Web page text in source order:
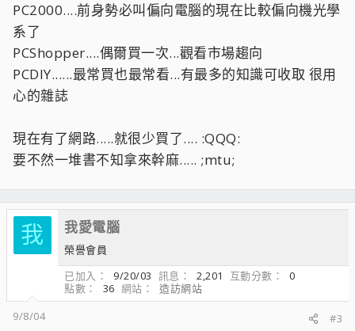
PC2000....前身勢必叫偏向電腦的現在比較偏向機光學
系了
PCShopper....偶爾買一次...觀看市場趨向
PCDIY......最常買也最常看...有最多的知識可收取 很用
心的雜誌
現在有了網路.....就很少買了.... :QQQ:
要不然一堆書不知拿來幹麻..... ;mtu;
我 我愛電腦
榮譽會員
已加入
9/20/03 訊息 2,201 互動分數
0
點數
36 網站
造訪網站
9/8/04
#3